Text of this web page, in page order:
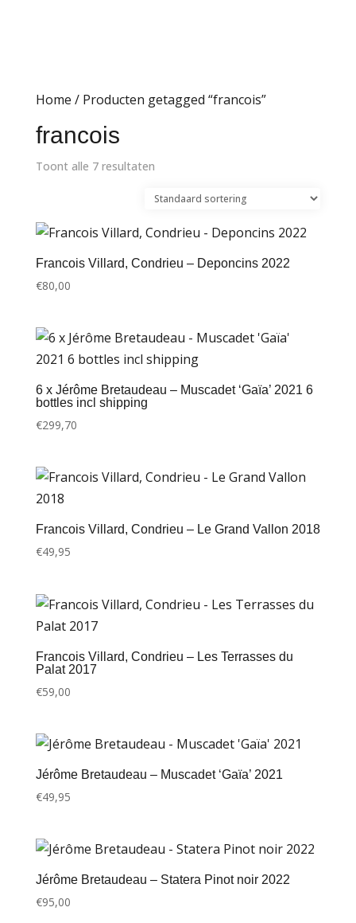
Home / Producten getagged “francois”
francois
Toont alle 7 resultaten
Francois Villard, Condrieu – Deponcins 2022
€80,00
6 x Jérôme Bretaudeau – Muscadet ‘Gaïa’ 2021 6
bottles incl shipping
€299,70
Francois Villard, Condrieu – Le Grand Vallon 2018
€49,95
Francois Villard, Condrieu – Les Terrasses du
Palat 2017
€59,00
Jérôme Bretaudeau – Muscadet ‘Gaïa’ 2021
€49,95
Jérôme Bretaudeau – Statera Pinot noir 2022
€95,00